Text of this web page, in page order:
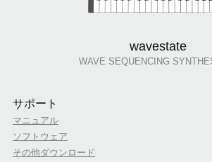
wavestate
WAVE SEQUENCING
サポート
マニュアル
ソフトウェア
その他ダウンロード